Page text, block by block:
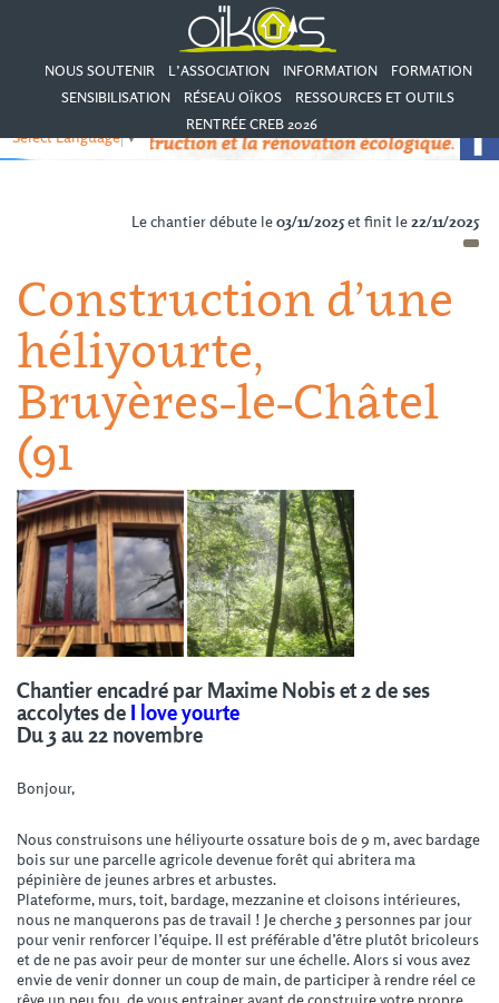
NOUS SOUTENIR L’ASSOCIATION INFORMATION
FORMATION
SENSIBILISATION
RÉSEAU OÏKOS
RESSOURCES ET OUTILS
RENTRÉE CREB 2026
Select Language▼
Le chantier débute le03/11/2025et finit le22/11/2025
Construction d’une
héliyourte,
Bruyères-le-Châtel
(91
Chantier encadré par Maxime Nobis et 2 de ses
accolytes de I love yourte
Du 3 au 22 novembre
Bonjour,
Nous construisons une héliyourte ossature bois de 9 m, avec bardage
bois sur une parcelle agricole devenue forêt qui abritera ma
pépinière de jeunes arbres et arbustes.
Plateforme, murs, toit, bardage, mezzanine et cloisons intérieures,
nous ne manquerons pas de travail ! Je cherche 3 personnes par jour
pour venir renforcer l’équipe. Il est préférable d’être plutôt bricoleurs
et de ne pas avoir peur de monter sur une échelle.Alors si vous avez
envie de venir donner un coup de main, de participer à rendre réel ce